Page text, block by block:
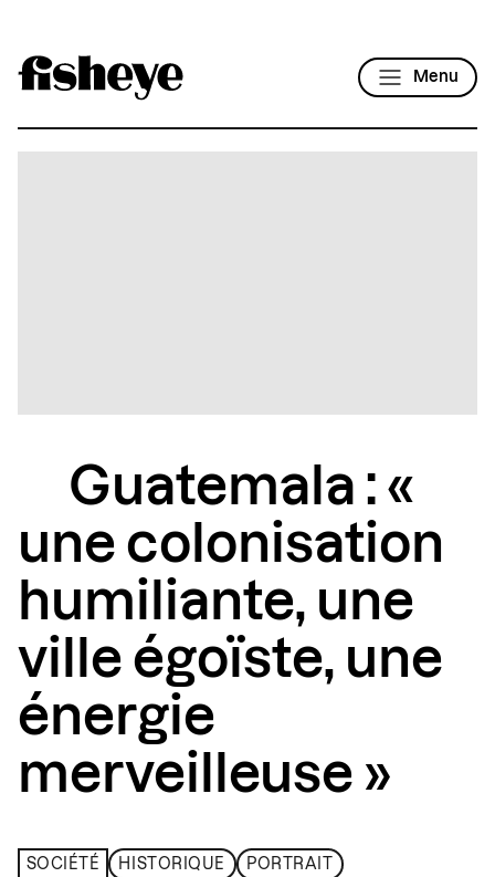
Menu
Guatemala : «
une colonisation
humiliante, une
ville égoïste, une
énergie
merveilleuse »
SOCIÉTÉ HISTORIQUE PORTRAIT